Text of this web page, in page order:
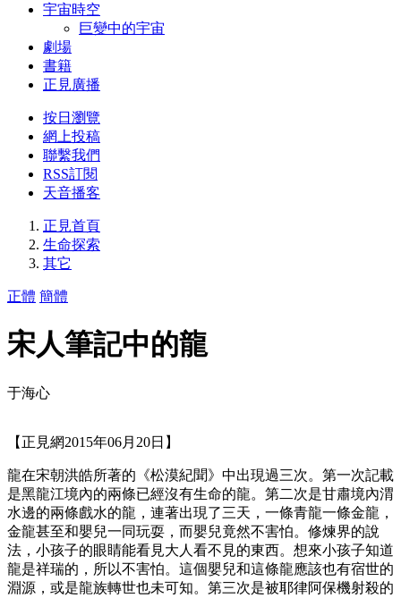
宇宙時空
巨變中的宇宙
劇場
書籍
正見廣播
按日瀏覽
網上投稿
聯繫我們
RSS訂閱
天音播客
正見首頁
生命探索
其它
正體 簡體
宋人筆記中的龍
于海心
【正見網2015年06月20日】
龍在宋朝洪皓所著的《松漠紀聞》中出現過三次。第一次記載
是黑龍江境內的兩條已經沒有生命的龍。第二次是甘肅境內渭
水邊的兩條戲水的龍，連著出現了三天，一條青龍一條金龍，
金龍甚至和嬰兒一同玩耍，而嬰兒竟然不害怕。修煉界的說
法，小孩子的眼睛能看見大人看不見的東西。想來小孩子知道
龍是祥瑞的，所以不害怕。這個嬰兒和這條龍應該也有宿世的
淵源，或是龍族轉世也未可知。第三次是被耶律阿保機射殺的